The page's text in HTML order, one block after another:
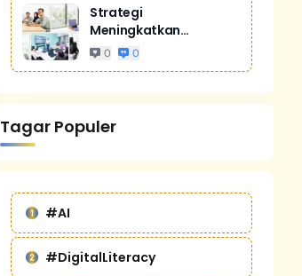
Strategi
Meningkatkan
Penjualan Melalui
0 0
Tagar Populer
#AI
#DigitalLiteracy